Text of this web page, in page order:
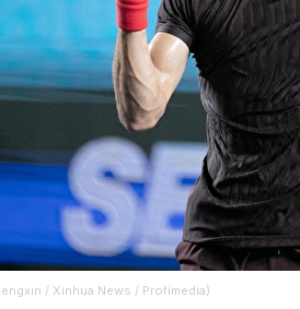
/ Xinhua News / Profimedia)